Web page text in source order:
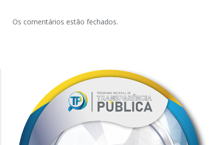
Os comentários estão fechados.